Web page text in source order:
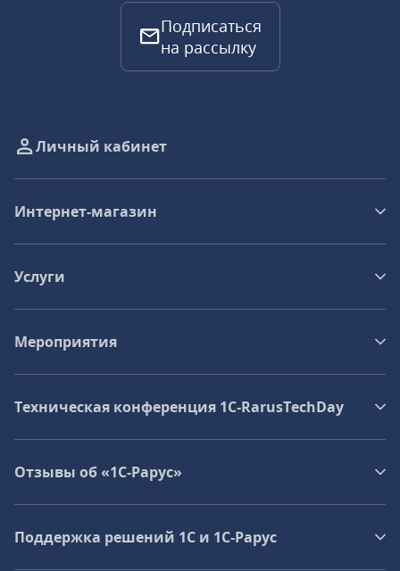
Подписаться
на рассылку
Личный кабинет
Интернет-магазин
Услуги
Мероприятия
Техническая конференция 1C‑RarusTechDay
Отзывы об «1С-Рарус»
Поддержка решений 1С и 1С‑Рарус